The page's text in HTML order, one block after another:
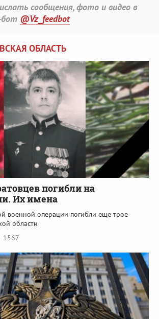
сообщения, фото и видео в
@Vz_feedbot
ОБЛАСТЬ
погибли на
Их имена
военной операции погибли еще трое
области
1567